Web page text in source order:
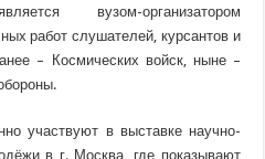
вузом-организатором
работ слушателей, курсантов и
– Космических войск, ныне –
участвуют в выставке научно-
в г. Москва, где показывают